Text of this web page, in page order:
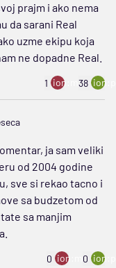
prajm i ako nema
da sarani Real
uzme ekipu koja
ne dopadne Real.
1 ion:minus
38
ja sam veliki
od 2004 godine
sve si rekao tacno i
sa budzetom od
sa manjim
0 ion:minus
0